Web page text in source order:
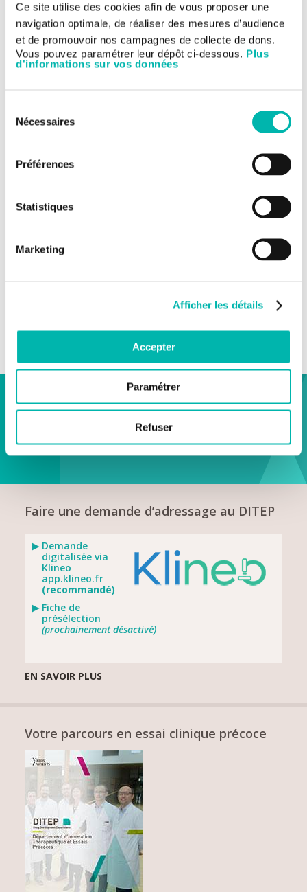
Ce site utilise des cookies afin de vous proposer une
navigation optimale, de réaliser des mesures d’audience
et de promouvoir nos campagnes de collecte de dons.
Vous pouvez paramétrer leur dépôt ci-dessous. Plus
d'informations sur vos données
Nécessaires
Préférences
Statistiques
Marketing
Afficher les détails
Accepter
Paramétrer
Refuser
sont pris en charge par le laboratoire, des documents de
demande de remboursement vous seront fournis par le
médecin. Il est donc important que vous en discutiez avec le
médecin avant de vous engager dans l’étude.
VOIR LES ESSAIS PRÉCOCES
en cours
Faire une demande d’adressage au DITEP
Demande
digitalisée via
Klineo
app.klineo.fr
(recommandé)
Fiche de
présélection
(prochainement désactivé)
EN SAVOIR PLUS
Votre parcours en essai clinique précoce